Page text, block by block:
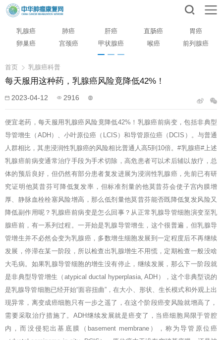
乳腺癌 肺癌 肝癌 直肠癌
胃癌
卵巢癌
宫颈癌 甲状腺癌 喉癌 前列腺癌
首页 乳腺癌科普
每天服用这种药，乳腺癌风险竟降低42%！
2023-04-12 2916
便宜老药，每天服用乳腺癌风险竟降低42%！乳腺癌前病变，包括非典型
导管增生（ADH）、小叶原位癌（LCIS）和导管原位癌（DCIS）。与普通
人群相比，其患浸润性乳腺癌的风险相比普通人高5到10倍。#乳腺癌#上述
乳腺癌前病变通常治疗手段为手术切除，高危患者可以术后辅以放疗，总
体的预后良好，但仍然有部分患者复发进展为浸润性乳腺癌，先前已有研
究证明他莫昔芬可降低复发率，但标准剂量的他莫昔芬会使子宫内膜增
厚、静脉血栓栓塞风险增高，那么低剂量他莫昔芬能否既降低复发风险又
降低副作用呢？乳腺癌前病变是怎么回事？从正常乳腺导管细胞演变至乳
腺癌前，有一系列过程。一开始是乳腺导管增生，这个很普遍，但乳腺导
管增生并不必然会变为乳腺癌，多数增生细胞发展到一定程度后不再继续
发展，停滞在某一阶段，所以检查出乳腺增生不用慌，定期检查一般没啥
大毛病。如果乳腺导管细胞的增生没有停止，继续发展，那么下一阶段就
是非典型导管增生（atypical ductal hyperplasia, ADH），这个非典型说的
是乳腺导管细胞已经开始“面容扭曲”，在大小、形状、生长模式和外观上出
现异常，离变成癌细胞只有一步之遥了，在这个阶段癌变风险就增高了，
需要采取治疗措施了。ADH继续发展就是癌变了，当癌细胞局限于管腔
内，而没侵犯出基底膜（basement membrane），称为导管原位癌